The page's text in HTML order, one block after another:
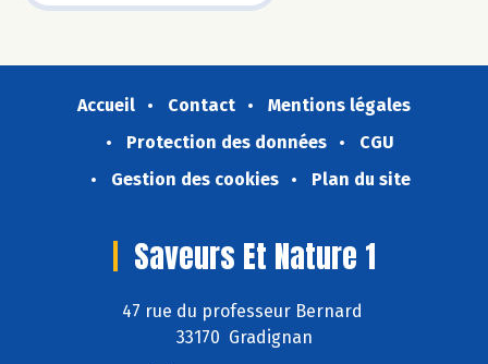
Accueil Contact
Mentions légales
Protection des données
CGU
Gestion des cookies
Plan du site
Saveurs Et Nature 1
47 rue du professeur Bernard
33170 Gradignan